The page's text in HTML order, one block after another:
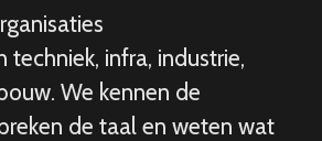
techniek, infra, industrie,
We kennen de
de taal en weten wat